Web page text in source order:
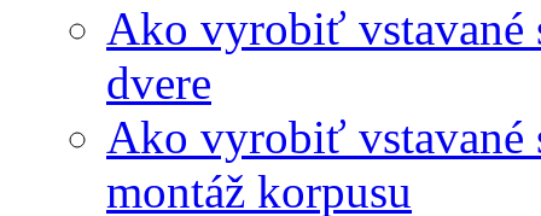
Ako vyrobiť vstavané
dvere
Ako vyrobiť vstavané
montáž korpusu